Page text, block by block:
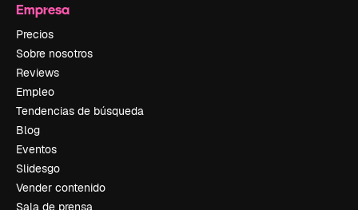
Empresa
Precios
Sobre nosotros
Reviews
Empleo
Tendencias de búsqueda
Blog
Eventos
Slidesgo
Vender contenido
Sala de prensa